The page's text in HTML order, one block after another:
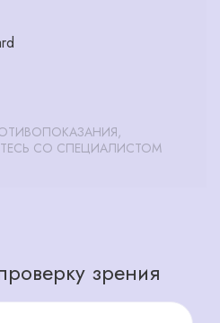
СО СПЕЦИАЛИСТОМ
зрения